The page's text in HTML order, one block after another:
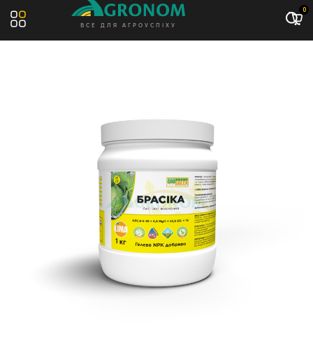
ВСЕ ДЛЯ АГРОУСПІХУ
0